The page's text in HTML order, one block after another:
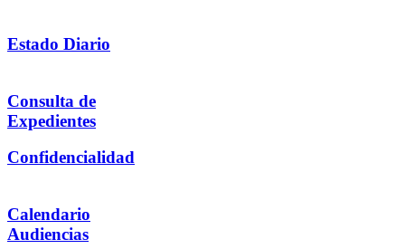
Estado Diario
Consulta de
Expedientes
Confidencialidad
Calendario
Audiencias